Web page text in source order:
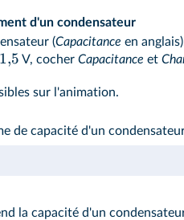
d'un condensateur
(Capacitance en
1,5 V, cocher Capacitance et
sur l'animation.
de capacité d'un
la capacité d'un